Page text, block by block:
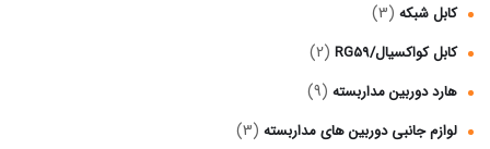
کابل شبکه (3)
کابل کواکسیال/RG59 (2)
هارد دوربین مداربسته (9)
لوازم جانبی دوربین‌ های مداربسته (3)